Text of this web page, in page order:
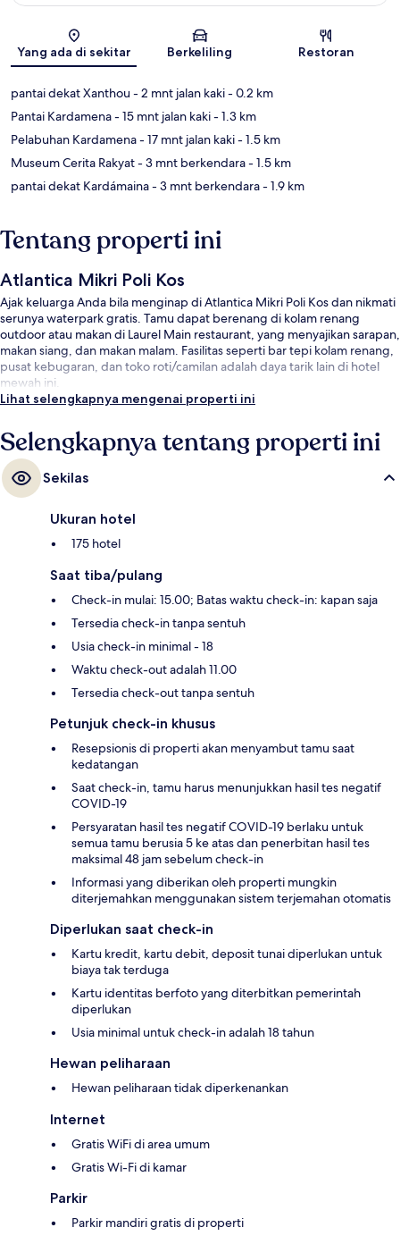
Peta
Yang ada di sekitar Berkeliling Restoran
pantai dekat Xanthou- 2 mnt jalan kaki- 0.2 km
Pantai Kardamena- 15 mnt jalan kaki- 1.3 km
Pelabuhan Kardamena- 17 mnt jalan kaki- 1.5 km
Museum Cerita Rakyat- 3 mnt berkendara- 1.5 km
pantai dekat Kardámaina- 3 mnt berkendara- 1.9 km
Tentang properti ini
Atlantica Mikri Poli Kos
Ajak keluarga Anda bila menginap di Atlantica Mikri Poli Kos dan nikmati
serunya waterpark gratis. Tamu dapat berenang di kolam renang
outdoor atau makan di Laurel Main restaurant, yang menyajikan sarapan,
makan siang, dan makan malam. Fasilitas seperti bar tepi kolam renang,
pusat kebugaran, dan toko roti/camilan adalah daya tarik lain di hotel
mewah ini.
Lihat selengkapnya mengenai properti ini
Selengkapnya tentang properti ini
Sekilas
Ukuran hotel
175 hotel
Saat tiba/pulang
Check-in mulai: 15.00; Batas waktu check-in: kapan saja
Tersedia check-in tanpa sentuh
Usia check-in minimal - 18
Waktu check-out adalah 11.00
Tersedia check-out tanpa sentuh
Petunjuk check-in khusus
Resepsionis di properti akan menyambut tamu saat
kedatangan
Saat check-in, tamu harus menunjukkan hasil tes negatif
COVID-19
Persyaratan hasil tes negatif COVID-19 berlaku untuk
semua tamu berusia 5 ke atas dan penerbitan hasil tes
maksimal 48 jam sebelum check-in
Informasi yang diberikan oleh properti mungkin
diterjemahkan menggunakan sistem terjemahan otomatis
Diperlukan saat check-in
Kartu kredit, kartu debit, deposit tunai diperlukan untuk
biaya tak terduga
Kartu identitas berfoto yang diterbitkan pemerintah
diperlukan
Usia minimal untuk check-in adalah 18 tahun
Hewan peliharaan
Hewan peliharaan tidak diperkenankan
Internet
Gratis WiFi di area umum
Gratis Wi-Fi di kamar
Parkir
Parkir mandiri gratis di properti